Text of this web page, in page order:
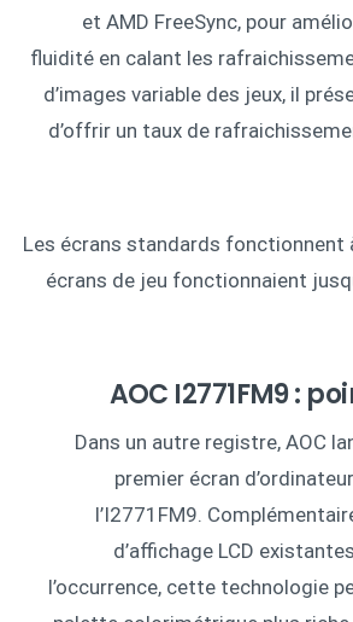
et AMD FreeSync, pour
fluidité en calant les
d’images variable des jeux, il
d’offrir un taux de
Les écrans standards fonctionnent
écrans de jeu fonctionnaient
AOC I2771FM9 :
Dans un autre registre, AOC
premier écran
l’I2771FM9.
d’affichage LCD
l’occurrence, cette technologie